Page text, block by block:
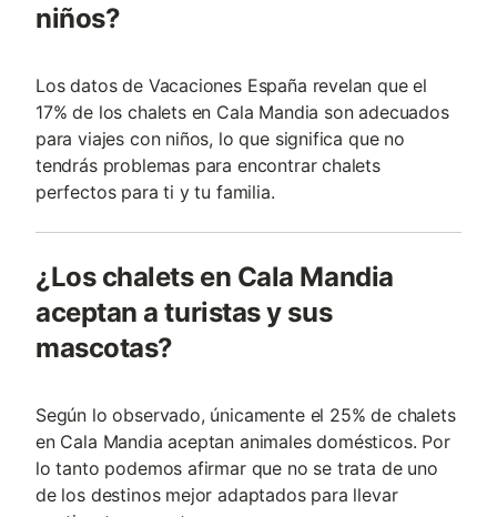
niños?
Los datos de Vacaciones España revelan que el
17% de los chalets en Cala Mandia son adecuados
para viajes con niños, lo que significa que no
tendrás problemas para encontrar chalets
perfectos para ti y tu familia.
¿Los chalets en Cala Mandia
aceptan a turistas y sus
mascotas?
Según lo observado, únicamente el 25% de chalets
en Cala Mandia aceptan animales domésticos. Por
lo tanto podemos afirmar que no se trata de uno
de los destinos mejor adaptados para llevar